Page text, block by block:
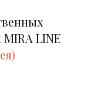
LINE